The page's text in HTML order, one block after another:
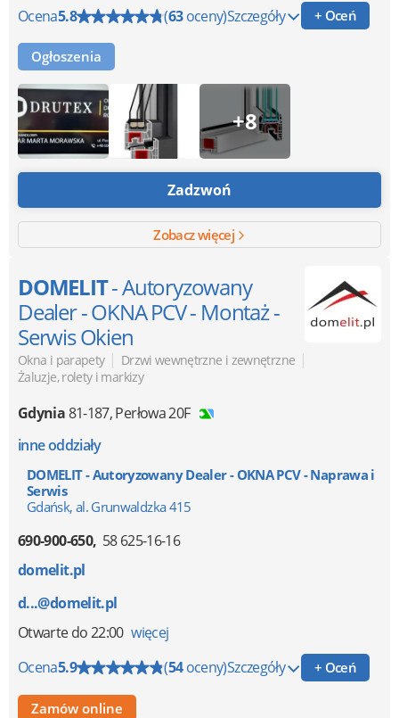
Ocena5.8 (63oceny)Szczegóły + Oceń
Ogłoszenia
+8
Zadzwoń
Zobacz więcej
DOMELIT- Autoryzowany
Dealer - OKNA PCV - Montaż -
Serwis Okien
Okna i parapety | Drzwi wewnętrzne i zewnętrzne |
Żaluzje, rolety i markizy
Gdynia81-187,Perłowa 20F
inne oddziały
DOMELIT - Autoryzowany Dealer - OKNA PCV - Naprawa i
Serwis
Gdańsk, al. Grunwaldzka 415
690-900-650 58 625-16-16
domelit.pl
d...@domelit.pl
Otwartedo 22:00 więcej
Ocena5.9 (54oceny)Szczegóły + Oceń
Zamów online